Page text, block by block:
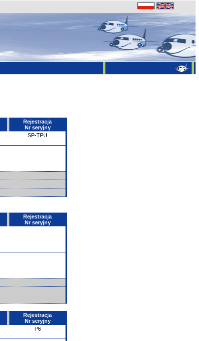
Rejestracja
Nr seryjny
SP-TPU
Rejestracja
Nr seryjny
Rejestracja
Nr seryjny
P6